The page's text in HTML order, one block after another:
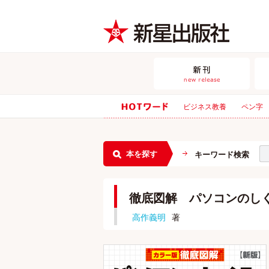
ビジネス教養 ペン字
本を探す キーワード検索
徹底図解 パソコンのし
高作義明 著